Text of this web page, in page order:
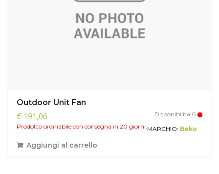
Outdoor Unit Fan
€ 191,06
Disponibilita'0
Prodotto ordinabile con consegna in 20 giorni.MARCHIO: Beko
Aggiungi al carrello